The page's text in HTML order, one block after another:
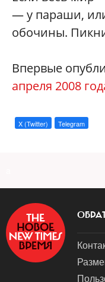
— у параши,
обочины.
Впервые
апреля 2008
X (Twitter) Telegram